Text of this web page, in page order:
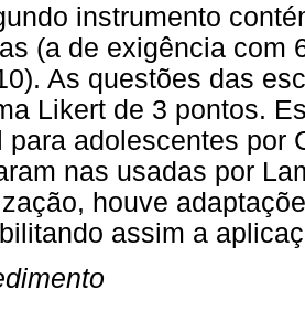
instrumento
(a de exigência com
As questões das
Likert de 3 pontos.
para adolescentes por
nas usadas por
houve
assim a